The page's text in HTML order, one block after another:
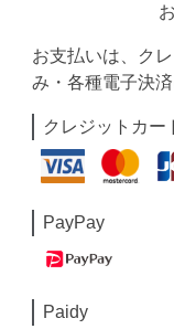
お支払いは、ク
み・各種電子決
クレジットカー
PayPay
Paidy